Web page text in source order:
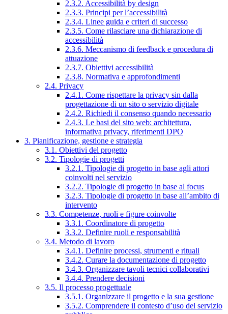
2.3.2. Accessibilità by design
2.3.3. Principi per l’accessibilità
2.3.4. Linee guida e criteri di successo
2.3.5. Come rilasciare una dichiarazione di
accessibilità
2.3.6. Meccanismo di feedback e procedura di
attuazione
2.3.7. Obiettivi accessibilità
2.3.8. Normativa e approfondimenti
2.4. Privacy
2.4.1. Come rispettare la privacy sin dalla
progettazione di un sito o servizio digitale
2.4.2. Richiedi il consenso quando necessario
2.4.3. Le basi del sito web: architettura,
informativa privacy, riferimenti DPO
3. Pianificazione, gestione e strategia
3.1. Obiettivi del progetto
3.2. Tipologie di progetti
3.2.1. Tipologie di progetto in base agli attori
coinvolti nel servizio
3.2.2. Tipologie di progetto in base al focus
3.2.3. Tipologie di progetto in base all’ambito di
intervento
3.3. Competenze, ruoli e figure coinvolte
3.3.1. Coordinatore di progetto
3.3.2. Definire ruoli e responsabilità
3.4. Metodo di lavoro
3.4.1. Definire processi, strumenti e rituali
3.4.2. Curare la documentazione di progetto
3.4.3. Organizzare tavoli tecnici collaborativi
3.4.4. Prendere decisioni
3.5. Il processo progettuale
3.5.1. Organizzare il progetto e la sua gestione
3.5.2. Comprendere il contesto d’uso del servizio